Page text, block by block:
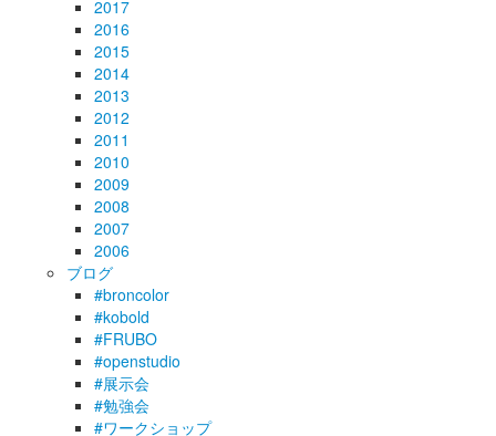
2017
2016
2015
2014
2013
2012
2011
2010
2009
2008
2007
2006
ブログ
#broncolor
#kobold
#FRUBO
#openstudio
#展示会
#勉強会
#ワークショップ